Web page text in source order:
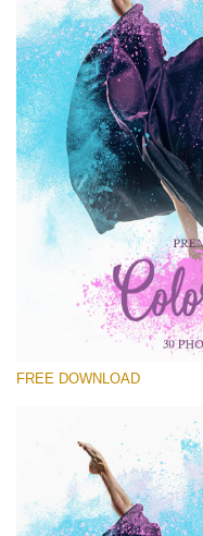
Free PNG Overlay
Small 800*533px
Color Powder
Sunlight Collection
(290 Overlays)
Large 6000*4000px
FREE DOWNLOAD